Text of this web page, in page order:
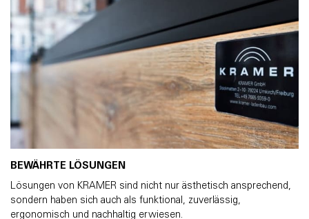
BEWÄHRTE LÖSUNGEN
Lösungen von KRAMER sind nicht nur ästhetisch ansprechend,
sondern haben sich auch als funktional, zuverlässig,
ergonomisch und nachhaltig erwiesen.